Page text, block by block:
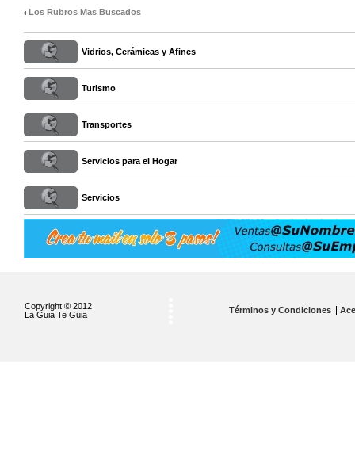
Los Rubros Mas Buscados
Vidrios, Cerámicas y Afines
Turismo
Transportes
Servicios para el Hogar
Servicios
Copyright © 2012
La Guia Te Guia
Términos y Condiciones